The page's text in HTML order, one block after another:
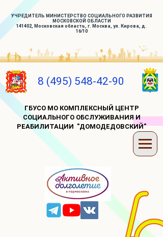
УЧРЕДИТЕЛЬ МИНИСТЕРСТВО СОЦИАЛЬНОГО РАЗВИТИЯ
МОСКОВСКОЙ ОБЛАСТИ
141402, Московская область, г. Москва, ул. Кирова, д.
16/10
8 (495) 548-42-90
ГБУСО МО КОМПЛЕКСНЫЙ ЦЕНТР
СОЦИАЛЬНОГО ОБСЛУЖИВАНИЯ И
РЕАБИЛИТАЦИИ "ДОМОДЕДОВСКИЙ"